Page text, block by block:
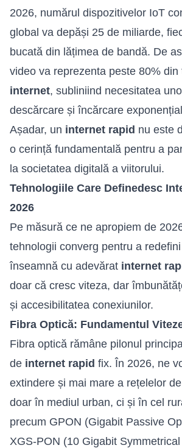
2026, numărul dispozitivelor IoT
global va depăși 25 de miliarde,
bucată din lățimea de bandă. De
video va reprezenta peste 80% din
internet, subliniind necesitatea
descărcare și încărcare
Așadar, un internet rapid nu este
o cerință fundamentală pentru a
la societatea digitală a viitorului.
Tehnologiile Care Definedesc
2026
Pe măsură ce ne apropiem de
tehnologii converg pentru a
înseamnă cu adevărat internet
doar că cresc viteza, dar
și accesibilitatea conexiunilor.
Fibra Optică: Fundamentul
Fibra optică rămâne pilonul
de internet rapid fix. În 2026, ne
extindere și mai mare a rețelelor
doar în mediul urban, ci și în cel
precum GPON (Gigabit Passive
XGS-PON (10 Gigabit